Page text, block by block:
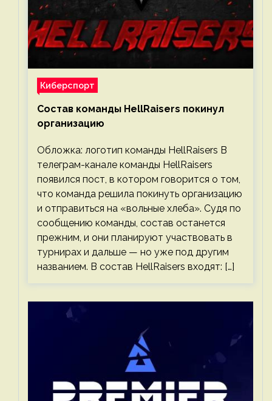
Киберспорт
Состав команды HellRaisers покинул
организацию
Обложка: логотип команды HellRaisers В
телеграм-канале команды HellRaisers
появился пост, в котором говорится о том,
что команда решила покинуть организацию
и отправиться на «вольные хлеба». Судя по
сообщению команды, состав останется
прежним, и они планируют участвовать в
турнирах и дальше — но уже под другим
названием. В состав HellRaisers входят: […]